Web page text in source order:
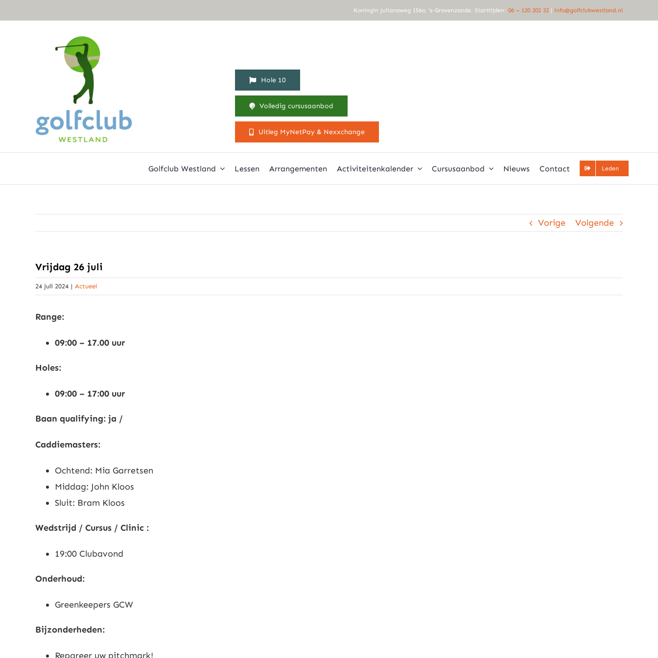
naar
Koningin Julianaweg 156a, ‘s-Gravenzande. Starttijden:06 – 120 202 32 |info@golfclubwestland.nl
Hole 10
Volledig cursusaanbod
Uitleg MyNetPay & Nexxchange
Golfclub Westland Lessen Arrangementen Activiteitenkalender Cursusaanbod Nieuws Contact Leden
Vorige Volgende
Vrijdag 26 juli
24 juli 2024 | Actueel
Range:
09:00 – 17.00 uur
Holes:
09:00 – 17:00 uur
Baan qualifying: ja /
Caddiemasters:
Ochtend: Mia Garretsen
Middag: John Kloos
Sluit: Bram Kloos
Wedstrijd / Cursus / Clinic :
19:00 Clubavond
Onderhoud:
Greenkeepers GCW
Bijzonderheden:
Repareer uw pitchmark!